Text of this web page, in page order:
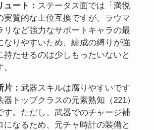
ュート： ステータス面では「満悦
実質的な上位互換ですが、ラウマ
リなど強力なサポートキャラの最
なりやすいため、編成の縛りが強
持たせるのは少しもったいないと
片：武器スキルは腐りやすいです
器トップクラスの元素熟知（221）
す。ただし、武器でのチャージ補
になるため、元チャ時計の装備と